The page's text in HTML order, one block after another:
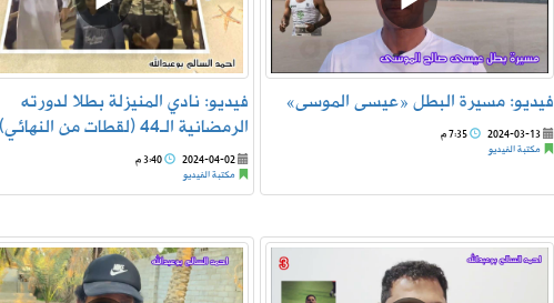
فيديو: نادي المنيزلة بطلا لدورته
الرمضانية الـ44 (لقطات من النهائي)
2024-04-02
3:40 م
مكتبة الفيديو
فيديو: مسيرة البطل «عيسى الموسى»
2024-03-13
7:35 م
مكتبة الفيديو